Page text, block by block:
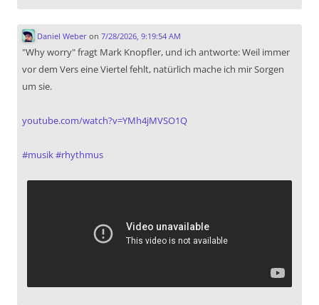
Daniel Weberon 7/28/2026, 9:19:54 AM
"Why worry" fragt Mark Knopfler, und ich antworte: Weil immer
vor dem Vers eine Viertel fehlt, natürlich mache ich mir Sorgen
um sie.
youtube.com/watch?v=YMh4jMVSO1Q
#musik#rhythmus